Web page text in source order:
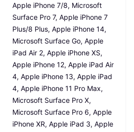
Apple iPhone 7/8, Microsoft
Surface Pro 7, Apple iPhone 7
Plus/8 Plus, Apple iPhone 14,
Microsoft Surface Go, Apple
iPad Air 2, Apple iPhone XS,
Apple iPhone 12, Apple iPad Air
4, Apple iPhone 13, Apple iPad
4, Apple iPhone 11 Pro Max,
Microsoft Surface Pro X,
Microsoft Surface Pro 6, Apple
iPhone XR, Apple iPad 3, Apple